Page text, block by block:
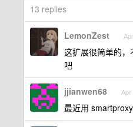
13 replies
LemonZest
这扩展很简单的
吧
jjianwen68
最近用